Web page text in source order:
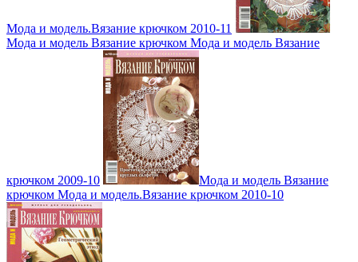
Мода и модель.Вязание крючком 2010-11
Мода и модель Вязание крючком Мода и модель Вязание
крючком 2009-10
Мода и модель Вязание
крючком Мода и модель.Вязание крючком 2010-10